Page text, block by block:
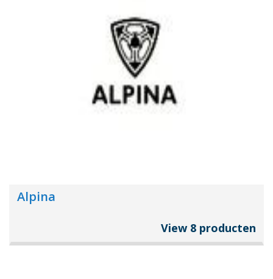
Alpina
View 8 producten